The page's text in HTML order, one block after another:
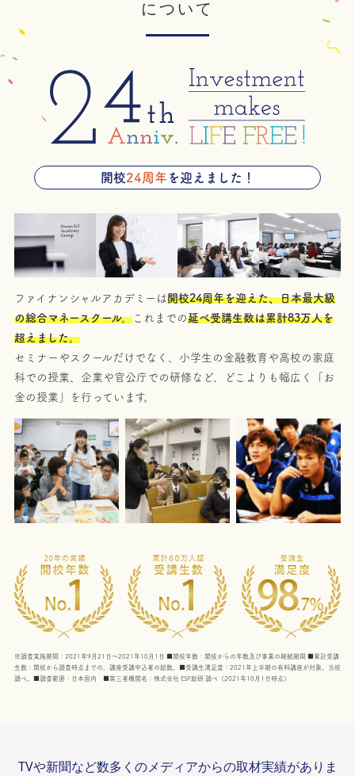
について
開校24周年 を迎えました！
ファイナンシャルアカデミーは開校24周年を迎えた、日本最大級
の総合マネースクール。これまでの延べ受講生数は累計83万人を
超えました。
セミナーやスクールだけでなく、小学生の金融教育や高校の家庭
科での授業、企業や官公庁での研修など、どこよりも幅広く「お
金の授業」を行っています。
※調査実施期間：2021年9月21日～2021年10月1日 ■開校年数：開校からの年数及び事業の継続期間 ■累計受講
生数：開校から調査時点までの、講座受講申込者の総数。■受講生満足度：2021年上半期の有料講座が対象。当校
調べ。■調査範囲：日本国内 ■第三者機関名：株式会社 ESP総研 調べ（2021年10月1日時点）
TVや新聞など数多くのメディアからの取材実績がありま